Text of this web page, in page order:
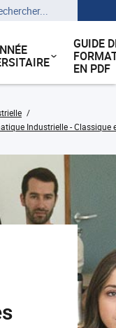
GUIDE
EN PDF
Industrielle - Classique